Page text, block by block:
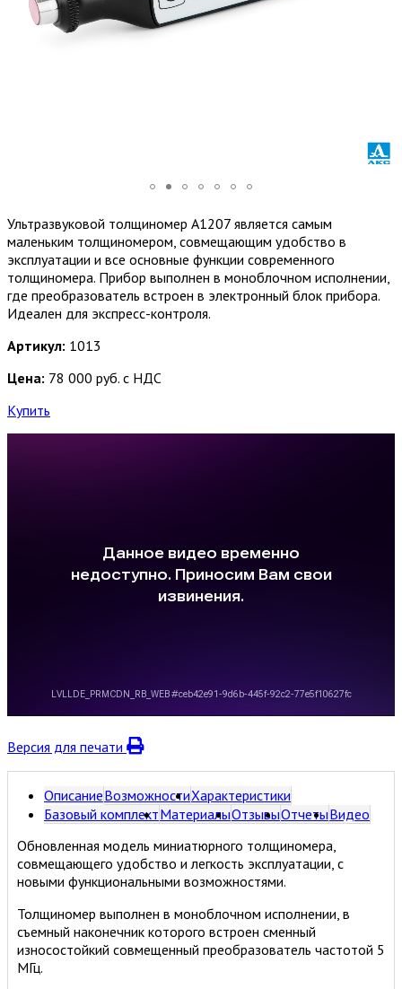
Ультразвуковой толщиномер А1207 является самым
маленьким толщиномером, совмещающим удобство в
эксплуатации и все основные функции современного
толщиномера. Прибор выполнен в моноблочном исполнении,
где преобразователь встроен в электронный блок прибора.
Идеален для экспресс-контроля.
Артикул: 1013
Цена: 78 000 руб. с НДС
Купить
Версия для печати
ОписаниеВозможностиХарактеристики
Базовый комплектМатериалыОтзывыОтчетыВидео
Обновленная модель миниатюрного толщиномера,
совмещающего удобство и легкость эксплуатации, с
новыми функциональными возможностями.
Толщиномер выполнен в моноблочном исполнении, в
съемный наконечник которого встроен сменный
износостойкий совмещенный преобразователь частотой 5
МГц.